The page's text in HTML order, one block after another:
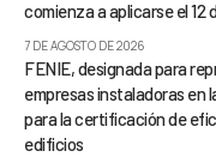
comienza a aplicarse el 12
7 DE AGOSTO DE 2026
FENIE, designada para
empresas instaladoras en
para la certificación de
edificios